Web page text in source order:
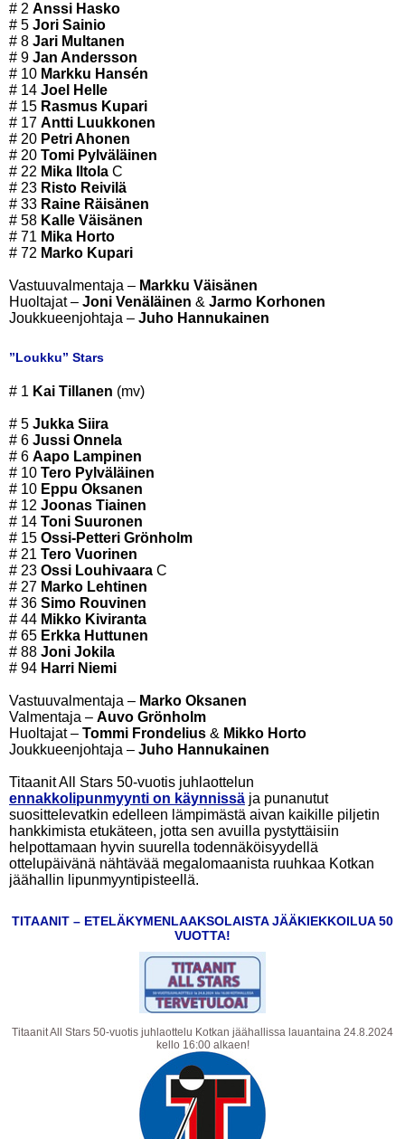
# 2 Anssi Hasko
# 5 Jori Sainio
# 8 Jari Multanen
# 9 Jan Andersson
# 10 Markku Hansén
# 14 Joel Helle
# 15 Rasmus Kupari
# 17 Antti Luukkonen
# 20 Petri Ahonen
# 20 Tomi Pylväläinen
# 22 Mika Iltola C
# 23 Risto Reivilä
# 33 Raine Räisänen
# 58 Kalle Väisänen
# 71 Mika Horto
# 72 Marko Kupari
Vastuuvalmentaja – Markku Väisänen
Huoltajat – Joni Venäläinen & Jarmo Korhonen
Joukkueenjohtaja – Juho Hannukainen
”Loukku” Stars
# 1 Kai Tillanen (mv)
# 5 Jukka Siira
# 6 Jussi Onnela
# 6 Aapo Lampinen
# 10 Tero Pylväläinen
# 10 Eppu Oksanen
# 12 Joonas Tiainen
# 14 Toni Suuronen
# 15 Ossi-Petteri Grönholm
# 21 Tero Vuorinen
# 23 Ossi Louhivaara C
# 27 Marko Lehtinen
# 36 Simo Rouvinen
# 44 Mikko Kiviranta
# 65 Erkka Huttunen
# 88 Joni Jokila
# 94 Harri Niemi
Vastuuvalmentaja – Marko Oksanen
Valmentaja – Auvo Grönholm
Huoltajat – Tommi Frondelius & Mikko Horto
Joukkueenjohtaja – Juho Hannukainen
Titaanit All Stars 50-vuotis juhlaottelun
ennakkolipunmyynti on käynnissä ja punanutut
suosittelevatkin edelleen lämpimästä aivan kaikille piljetin
hankkimista etukäteen, jotta sen avuilla pystyttäisiin
helpottamaan hyvin suurella todennäköisyydellä
ottelupäivänä nähtävää megalomaanista ruuhkaa Kotkan
jäähallin lipunmyyntipisteellä.
TITAANIT – ETELÄKYMENLAAKSOLAISTA JÄÄKIEKKOILUA 50
VUOTTA!
Titaanit All Stars 50-vuotis juhlaottelu Kotkan jäähallissa lauantaina 24.8.2024
kello 16:00 alkaen!